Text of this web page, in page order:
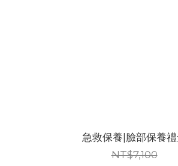
急救保養|臉部保養
NT$7,100